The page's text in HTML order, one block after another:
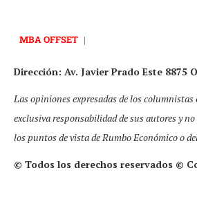
MBA OFFSET |
Dirección: Av. Javier Prado Este 8875
Las opiniones expresadas de los
exclusiva responsabilidad de sus autores y
los puntos de vista de Rumbo Económico o
© Todos los derechos reservados ©